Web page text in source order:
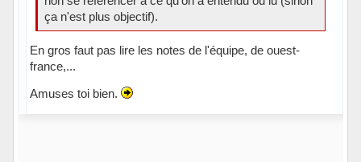
ça n'est plus objectif).
En gros faut pas lire les notes de l'équipe, de ouest-
france,...
Amuses toi bien.